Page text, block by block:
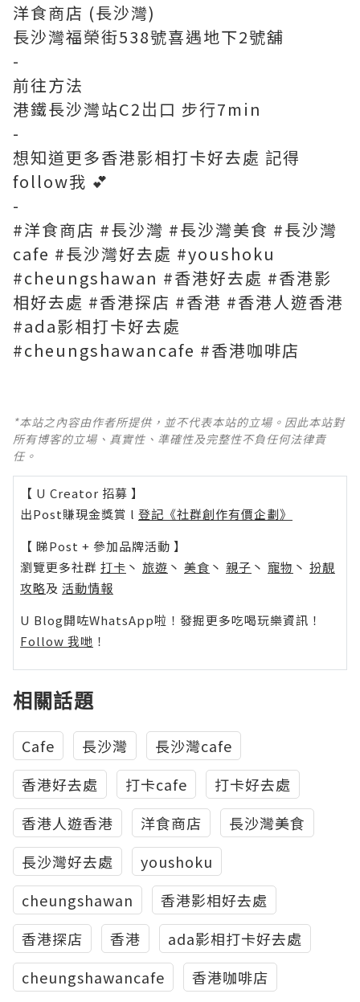
洋食商店 (長沙灣)
長沙灣福榮街538號喜遇地下2號舖
-
前往方法
港鐵長沙灣站C2岀口 步行7min
-
想知道更多香港影相打卡好去處 記得
follow我 💕
-
#洋食商店 #長沙灣 #長沙灣美食 #長沙灣
cafe #長沙灣好去處 #youshoku
#cheungshawan #香港好去處 #香港影
相好去處 #香港探店 #香港 #香港人遊香港
#ada影相打卡好去處
#cheungshawancafe #香港咖啡店
*本站之內容由作者所提供，並不代表本站的立場。因此本站對
所有博客的立場、真實性、準確性及完整性不負任何法律責
任。
【 U Creator 招募 】
出Post賺現金獎賞 l 登記《社群創作有價企劃》
【 睇Post + 參加品牌活動 】
瀏覽更多社群 打卡 丶 旅遊 丶 美食 丶 親子 丶 寵物 丶 扮靚
攻略及 活動情報
U Blog開咗WhatsApp啦！發掘更多吃喝玩樂資訊！
Follow 我哋 ！
相關話題
Cafe 長沙灣
長沙灣cafe
香港好去處
打卡cafe
打卡好去處
香港人遊香港
洋食商店
長沙灣美食
長沙灣好去處
youshoku
cheungshawan
香港影相好去處
香港探店
香港
ada影相打卡好去處
cheungshawancafe
香港咖啡店